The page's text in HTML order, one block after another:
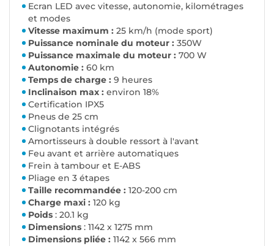
Ecran LED avec vitesse, autonomie, kilométrages
et modes
Vitesse maximum : 25 km/h (mode sport)
Puissance nominale du moteur : 350W
Puissance maximale du moteur : 700 W
Autonomie : 60 km
Temps de charge : 9 heures
Inclinaison max : environ 18%
Certification IPX5
Pneus de 25 cm
Clignotants intégrés
Amortisseurs à double ressort à l'avant
Feu avant et arrière automatiques
Frein à tambour et E-ABS
Pliage en 3 étapes
Taille recommandée : 120-200 cm
Charge maxi : 120 kg
Poids : 20.1 kg
Dimensions : 1142 x 1275 mm
Dimensions pliée : 1142 x 566 mm